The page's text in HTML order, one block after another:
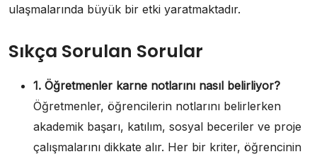
ulaşmalarında büyük bir etki yaratmaktadır.
Sıkça Sorulan Sorular
1. Öğretmenler karne notlarını nasıl belirliyor?
Öğretmenler, öğrencilerin notlarını belirlerken
akademik başarı, katılım, sosyal beceriler ve proje
çalışmalarını dikkate alır. Her bir kriter, öğrencinin